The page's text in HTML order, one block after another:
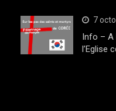
7
Info – A
l’Eglise